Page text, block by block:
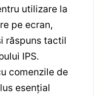
utilizare la
pe ecran,
răspuns tactil
IPS.
comenzile de
esențial